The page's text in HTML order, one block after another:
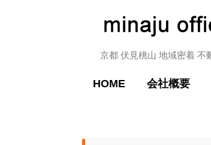
京都 伏見桃山 地域密着 不
HOME 会社概要